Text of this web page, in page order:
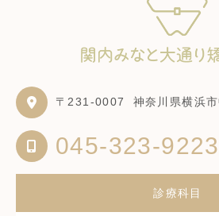
〒231-0007 神奈川県横浜
045-323-9223
診療科目